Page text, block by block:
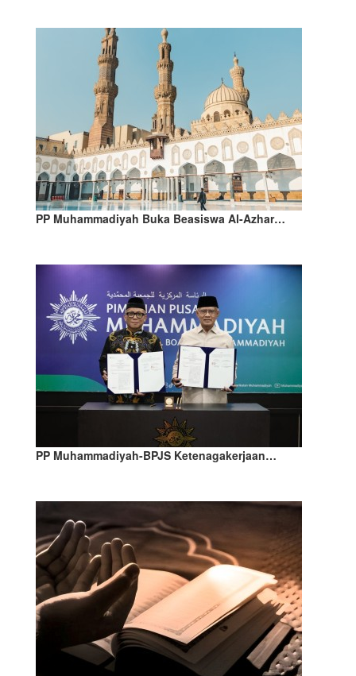
PP Muhammadiyah Buka Beasiswa Al-Azhar…
PP Muhammadiyah-BPJS Ketenagakerjaan…